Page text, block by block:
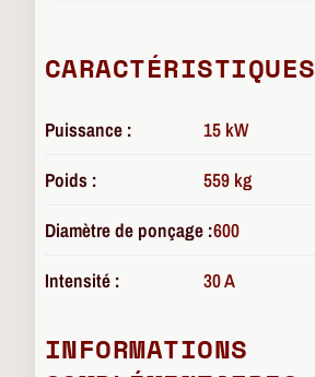
CARACTÉRISTIQUES
Puissance :
15 kW
Poids :
559 kg
Diamètre de ponçage :600
Intensité :
30 A
INFORMATIONS